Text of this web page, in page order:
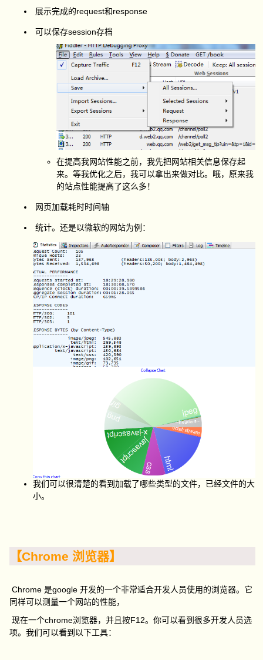
展示完成的request和response
可以保存session存档
在提高我网站性能之前，我先把网站相关信息保存起
来。等我优化之后，我可以拿出来做对比。哦，原来我
的站点性能提高了这么多！
网页加载耗时时间轴
统计。还是以微软的网站为例：
我们可以很清楚的看到加载了哪些类型的文件，已经文件的大
小。
【Chrome 浏览器】
Chrome 是google 开发的一个非常适合开发人员使用的浏览器。它
同样可以测量一个网站的性能，
现在一个chrome浏览器，并且按F12。你可以看到很多开发人员选
项。我们可以看到以下工具：